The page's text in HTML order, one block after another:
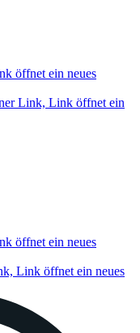
öffnet ein neues
Link, Link öffnet ein
öffnet ein neues
Link öffnet ein neues